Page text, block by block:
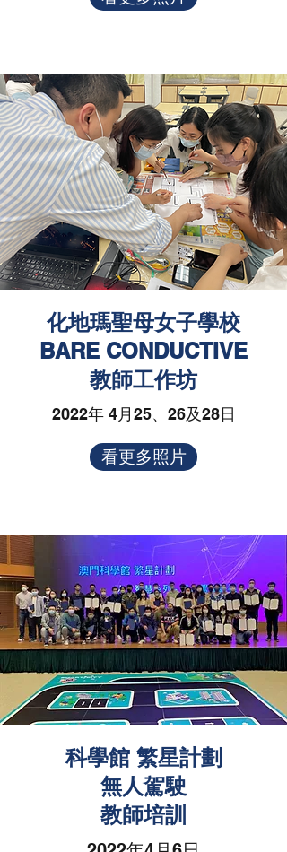
化地瑪聖母女子學校
BARE CONDUCTIVE
教師工作坊
2022年 4月25、26及28日
看更多照片
科學館 繁星計劃
無人駕駛
教師培訓